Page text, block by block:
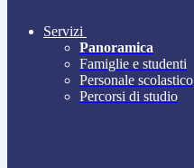
Servizi
Panoramica
Famiglie e studenti
Personale scolastico
Percorsi di studio